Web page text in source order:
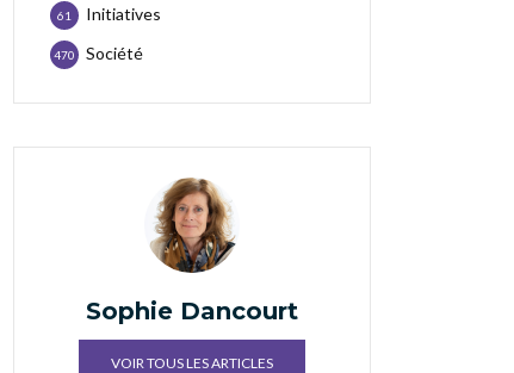
Initiatives
61
Société
470
Sophie Dancourt
VOIR TOUS LES ARTICLES